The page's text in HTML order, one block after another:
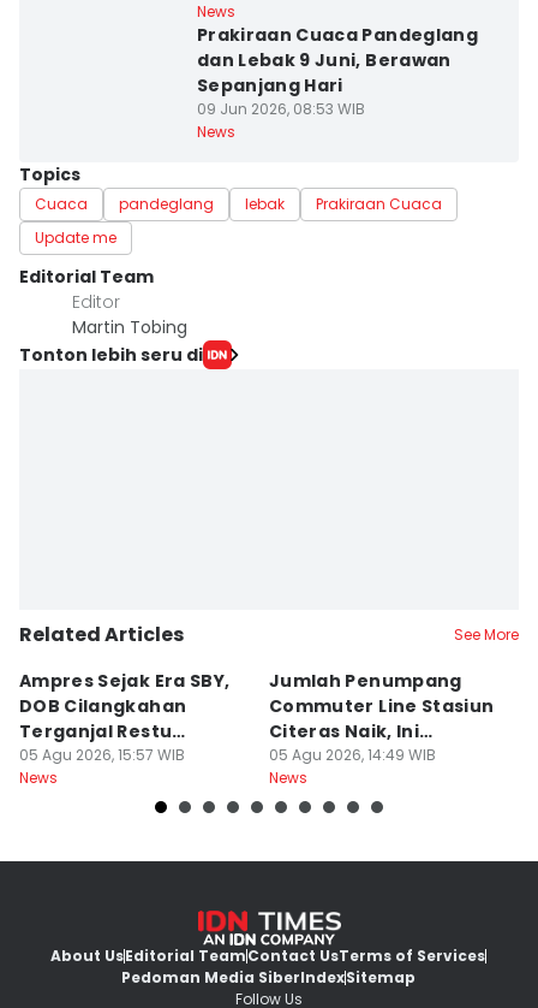
News
Prakiraan Cuaca Pandeglang
dan Lebak 9 Juni, Berawan
Sepanjang Hari
09 Jun 2026, 08:53 WIB
News
Topics
Cuaca pandeglang lebak
Prakiraan Cuaca
Update me
Editorial Team
Editor
Martin Tobing
Tonton lebih seru di
Related Articles See More
Ampres Sejak Era SBY,
DOB Cilangkahan
Terganjal Restu
Prabowo
05 Agu 2026, 15:57 WIB
News
Jumlah Penumpang
Commuter Line Stasiun
Citeras Naik, Ini
Sebabnya
05 Agu 2026, 14:49 WIB
News
About UsEditorial TeamContact UsTerms of Services
Pedoman Media SiberIndexSitemap
Follow Us